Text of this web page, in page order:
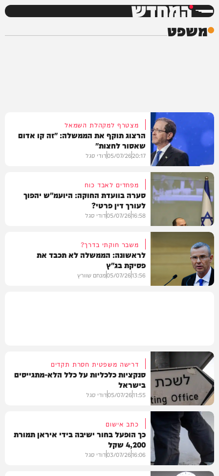
המחדש
משפט
משפט
מצטרף למקהלת השמאל
הרצוג תוקף את הממשלה: "זה קו אדום
שאסור לחצות"
20:17
05/07/26דודי סגל
משפט
מפחדים לאבד כוח
סערה בוועדת החוקה: היועמ"ש יהפוך
לעורך דין פרטי?
16:58
05/07/26דודי סגל
משבר חוקתי בדרך?
לראשונה: הממשלה לא תכבד את
פסיקת בג"ץ
13:56
05/07/26מנחם שוורץ
משפט
דרישה משפטית חסרת תקדים
סנקציות כלכליות על כלל הלא-מתגייסים
בישראל
11:55
05/07/26דודי סגל
כתב אישום
כך הופעל בחור ישיבה בידי איראן תמורת
4,200 שקל
16:06
03/07/26דודי סגל